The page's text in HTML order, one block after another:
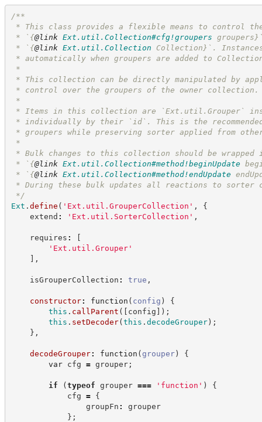
/**
* This class provides a flexible means to control
* ` {@link Ext.util.Collection#cfg!groupers groupers}
* ` {@link Ext.util.Collection Collection} `.
* automatically when groupers are added to
*
* This collection can be directly manipulated by
* control over the groupers of the owner collection.
*
* Items in this collection are `Ext.util.Grouper`
* individually by their `id`. This is the recommended
* groupers while preserving sorter applied from
*
* Bulk changes to this collection should be wrapped
* ` {@link Ext.util.Collection#method!beginUpdate
* ` {@link Ext.util.Collection#method!endUpdate
* During these bulk updates all reactions to sorter
*/
Ext . define ( ' Ext.util.GrouperCollection ' ,
{
extend : ' Ext.util.SorterCollection ' ,
requires :
[
' Ext.util.Grouper'
] ,
isGrouperCollection : true ,
constructor: function ( config )
{
this . callParent ( [ config ] ) ;
this . setDecoder(this . decodeGrouper) ;
} ,
decodeGrouper: function (grouper)
{
var cfg = grouper;
if (typeof grouper === ' function ' )
{
cfg =
{
groupFn :
grouper
} ;